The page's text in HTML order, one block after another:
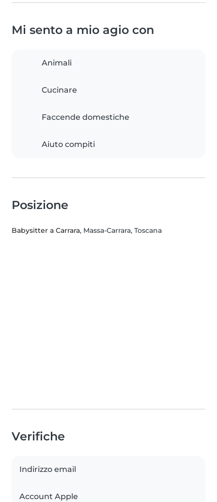
Mi sento a mio agio con
Animali
Cucinare
Faccende domestiche
Aiuto compiti
Posizione
Babysitter a Carrara, Massa-Carrara, Toscana
Verifiche
Indirizzo email
Account Apple